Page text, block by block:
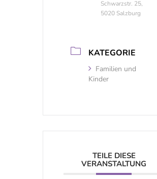
Schwarzstr. 25,
5020 Salzburg
KATEGORIE
Familien und
Kinder
TEILE DIESE
VERANSTALTUNG